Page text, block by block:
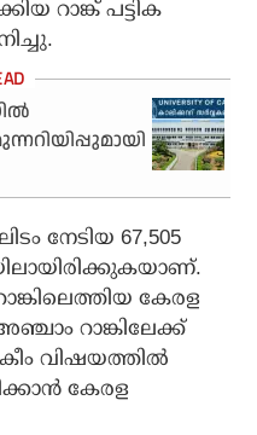
റാങ്ക് പട്ടിക
നേടിയ 67,505
കേരള
റാങ്കിലേക്ക്
കീം വിഷയത്തിൽ
കേരള